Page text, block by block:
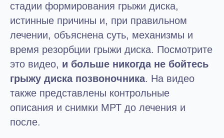
стадии формирования грыжи диска,
истинные причины и, при правильном
лечении, объяснена суть, механизмы и
время резорбции грыжи диска. Посмотрите
это видео, и больше никогда не бойтесь
грыжу диска позвоночника. На видео
также представлены контрольные
описания и снимки МРТ до лечения и
после.